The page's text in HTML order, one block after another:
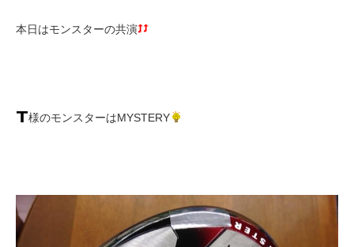
本日はモンスターの共演
様のモンスターはMYSTERY